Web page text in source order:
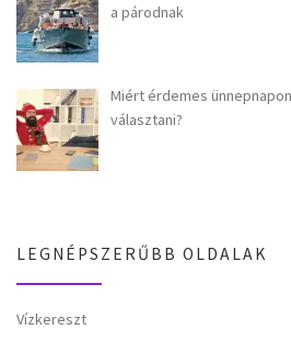
a párodnak
Miért érdemes
választani?
LEGNÉPSZERŰBB OLDALAK
Vízkereszt